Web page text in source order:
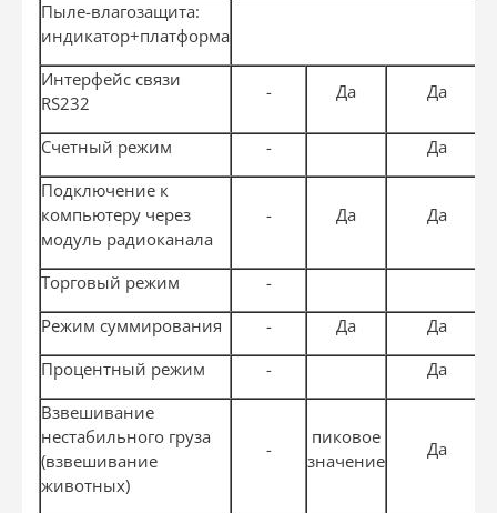
Пыле-влагозащита:
индикатор+платформа
Интерфейс связи
RS232
- Да Да
Счетный режим -
Да
Подключение к
компьютеру через
модуль радиоканала
- Да Да
Торговый режим
-
Режим суммирования
- Да
Да
Процентный режим
-
Да
Взвешивание
нестабильного груза
(взвешивание
животных)
-
пиковое
значение
Да